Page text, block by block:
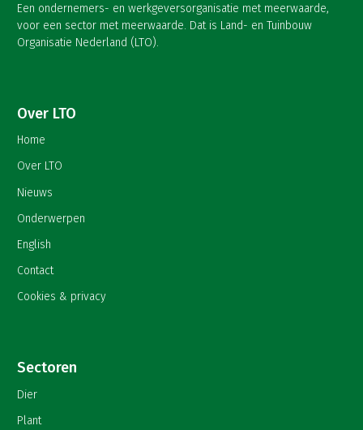
Een ondernemers- en werkgeversorganisatie met meerwaarde,
voor een sector met meerwaarde. Dat is Land- en Tuinbouw
Organisatie Nederland (LTO).
Over LTO
Home
Over LTO
Nieuws
Onderwerpen
English
Contact
Cookies & privacy
Sectoren
Dier
Plant